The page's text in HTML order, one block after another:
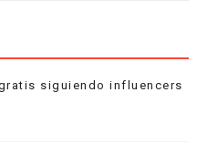
siguiendo influencers